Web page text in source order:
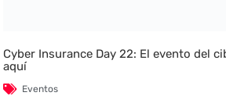
Cyber Insurance Day 22: El evento del
aquí
Eventos